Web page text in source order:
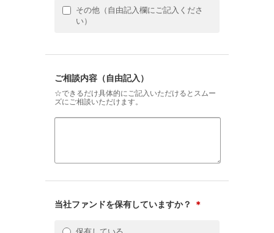
その他（自由記入欄にご記入くださ
い）
ご相談内容（自由記入）
☆できるだけ具体的にご記入いただけるとスムー
ズにご相談いただけます。
当社ファンドを保有していますか？ ＊